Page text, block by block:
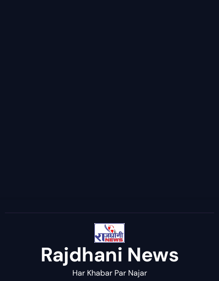
Rajdhani News
Har Khabar Par Najar